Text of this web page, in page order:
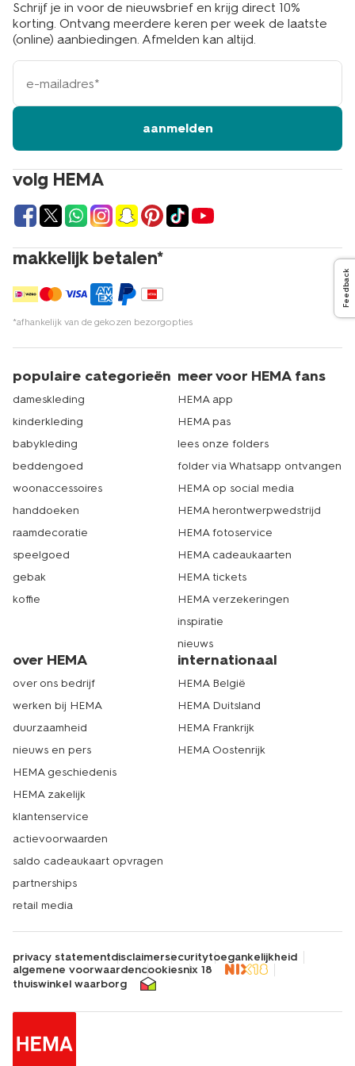
volg HEMA
makkelijk betalen*
*afhankelijk van de gekozen bezorgopties
Schrijf je in voor de nieuwsbrief en krijg direct 10%
korting. Ontvang meerdere keren per week de laatste
(online) aanbiedingen. Afmelden kan altijd.
e-
mailadres
aanmelden
populaire categorieën
dameskleding
kinderkleding
babykleding
beddengoed
woonaccessoires
handdoeken
raamdecoratie
speelgoed
gebak
koffie
meer voor HEMA fans
HEMA app
HEMA pas
lees onze folders
folder via Whatsapp ontvangen
HEMA op social media
HEMA herontwerpwedstrijd
HEMA fotoservice
HEMA cadeaukaarten
HEMA tickets
HEMA verzekeringen
inspiratie
nieuws
over HEMA
over ons bedrijf
werken bij HEMA
duurzaamheid
nieuws en pers
HEMA geschiedenis
HEMA zakelijk
klantenservice
actievoorwaarden
saldo cadeaukaart opvragen
partnerships
retail media
internationaal
HEMA België
HEMA Duitsland
HEMA Frankrijk
HEMA Oostenrijk
privacy statementdisclaimersecuritytoegankelijkheid
algemene voorwaardencookiesnix 18
thuiswinkel waarborg
Feedback